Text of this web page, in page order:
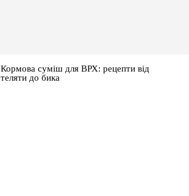
Кормова суміш для ВРХ: рецепти від
теляти до бика